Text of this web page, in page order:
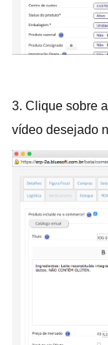
3. Clique sobre
vídeo desejado